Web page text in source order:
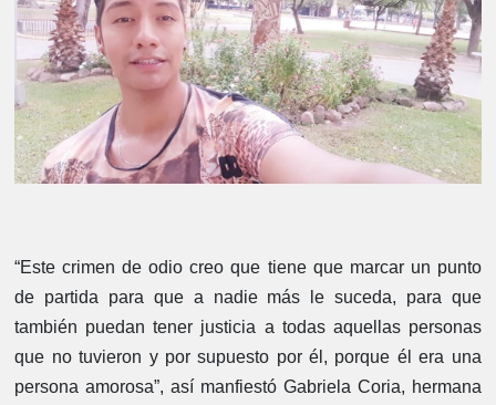
“Este crimen de odio creo que tiene que marcar un punto
de partida para que a nadie más le suceda, para que
también puedan tener justicia a todas aquellas personas
que no tuvieron y por supuesto por él, porque él era una
persona amorosa”, así manfiestó Gabriela Coria, hermana